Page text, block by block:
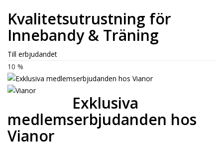
Kvalitetsutrustning för
Innebandy & Träning
Till erbjudandet
10 %
Exklusiva
medlemserbjudanden hos
Vianor